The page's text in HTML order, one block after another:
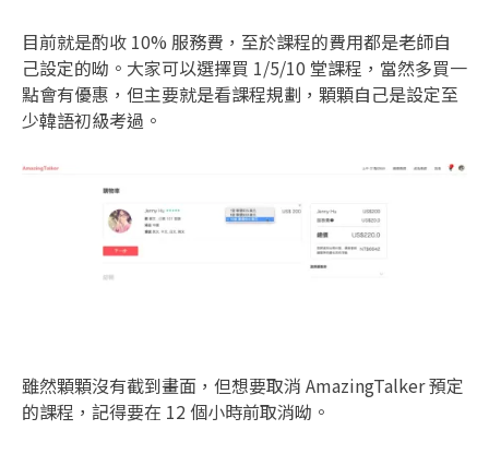
目前就是酌收 10% 服務費，至於課程的費用都是老師自
己設定的呦。大家可以選擇買 1/5/10 堂課程，當然多買一
點會有優惠，但主要就是看課程規劃，顆顆自己是設定至
少韓語初級考過。
雖然顆顆沒有截到畫面，但想要取消 AmazingTalker 預定
的課程，記得要在 12 個小時前取消呦。